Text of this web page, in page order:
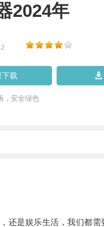
2024年
下载
，安全绿色
是娱乐生活，我们都需